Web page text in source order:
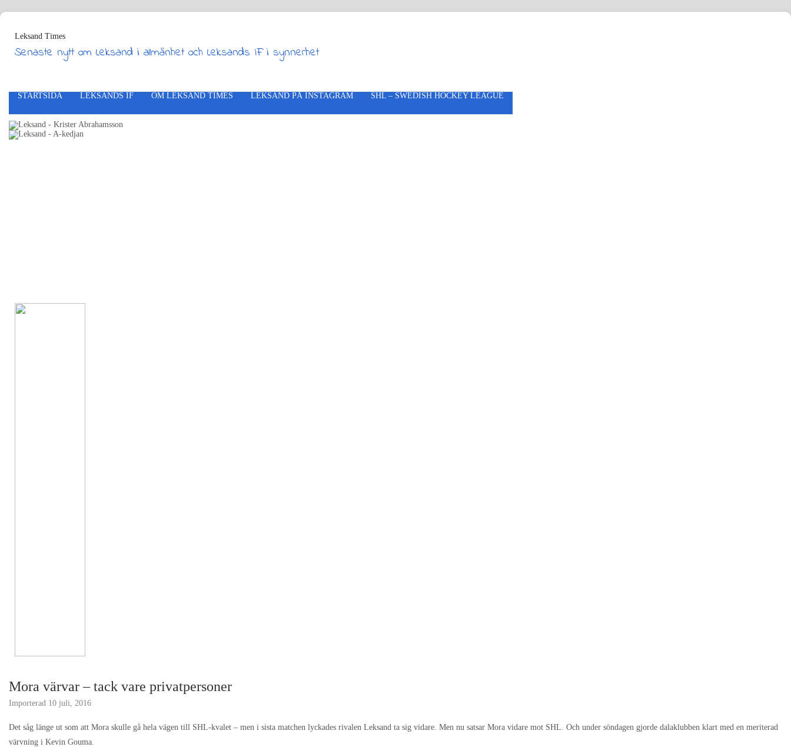
Leksand Times
Senaste nytt om Leksand i allmänhet och Leksands IF i synnerhet
STARTSIDA LEKSANDS IF OM LEKSAND TIMES LEKSAND PÅ INSTAGRAM SHL – SWEDISH HOCKEY LEAGUE
Mora värvar – tack vare privatpersoner
Importerad 10 juli, 2016
Det såg länge ut som att Mora skulle gå hela vägen till SHL-kvalet – men i sista matchen lyckades rivalen Leksand ta sig vidare. Men nu satsar Mora vidare mot SHL. Och under söndagen gjorde dalaklubben klart med en meriterad
värvning i Kevin Gouma.